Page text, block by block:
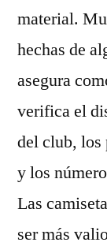
material.
hechas de
asegura
verifica el
del club, los
y los
Las
ser más